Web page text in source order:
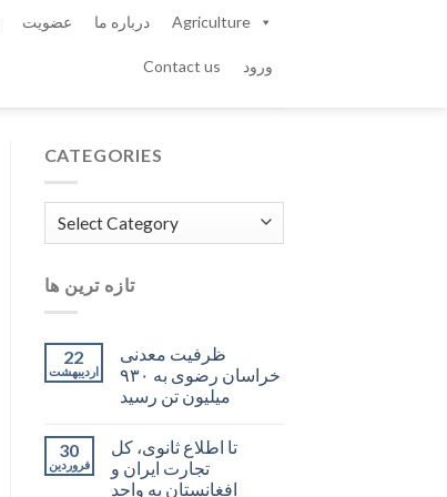
Agriculture عضویت درباره ما
Contact us ورود
CATEGORIES
Categories
تازه ترین ها
22
اردیبهشت
ظرفیت معدنی
خراسان رضوی به ۹۳۰
میلیون تن رسید
30
فروردین
تا اطلاع ثانوی، کل
تجارت ایران و
افغانستان به واحد